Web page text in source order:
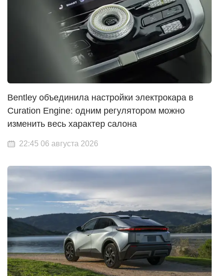
Bentley объединила настройки электрокара в
Curation Engine: одним регулятором можно
изменить весь характер салона
22:45 06 августа 2026